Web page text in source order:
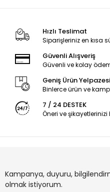
Hızlı Teslimat
Siparişleriniz en kısa
Güvenli Alışveriş
Güvenli ve kolay
Geniş Ürün Yelpazesi
Binlerce ürün ve
7 / 24 DESTEK
Öneri ve şikayetlerinizi
Kampanya, duyuru,
olmak istiyorum.